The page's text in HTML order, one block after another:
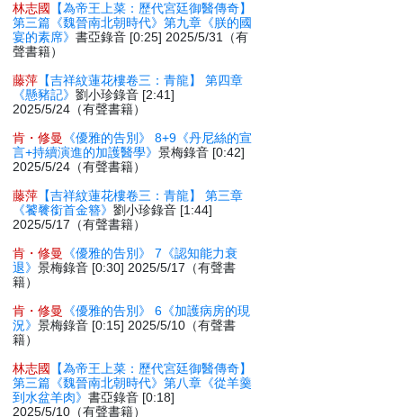
林志國
【為帝王上菜：歷代宮廷御醫傳奇】
第三篇《魏晉南北朝時代》第九章《朕的國
宴的素席》書亞錄音 [0:25] 2025/5/31（有
聲書籍）
藤萍 【吉祥紋蓮花樓卷三：青龍】 第四章
《懸豬記》劉小珍錄音 [2:41]
2025/5/24（有聲書籍）
肯・修曼
《優雅的告別》 8+9《丹尼絲的宣
言+持續演進的加護醫學》景梅錄音 [0:42]
2025/5/24（有聲書籍）
藤萍 【吉祥紋蓮花樓卷三：青龍】 第三章
《饕餮銜首金簪》劉小珍錄音 [1:44]
2025/5/17（有聲書籍）
肯・修曼
《優雅的告別》 7《認知能力衰
退》景梅錄音 [0:30] 2025/5/17（有聲書
籍）
肯・修曼
《優雅的告別》 6《加護病房的現
況》景梅錄音 [0:15] 2025/5/10（有聲書
籍）
林志國
【為帝王上菜：歷代宮廷御醫傳奇】
第三篇《魏晉南北朝時代》第八章《從羊羹
到水盆羊肉》書亞錄音 [0:18]
2025/5/10（有聲書籍）